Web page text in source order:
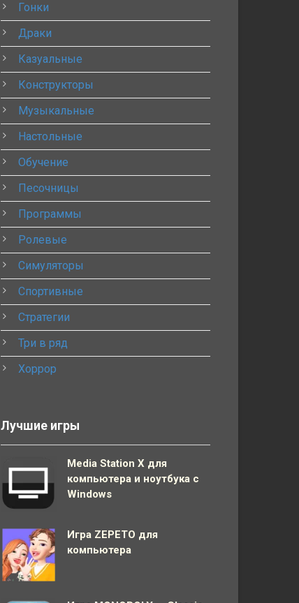
Гонки
Драки
Казуальные
Конструкторы
Музыкальные
Настольные
Обучение
Песочницы
Программы
Ролевые
Симуляторы
Спортивные
Стратегии
Три в ряд
Хоррор
Лучшие игры
Media Station X для
компьютера и ноутбука с
Windows
Игра ZEPETO для
компьютера